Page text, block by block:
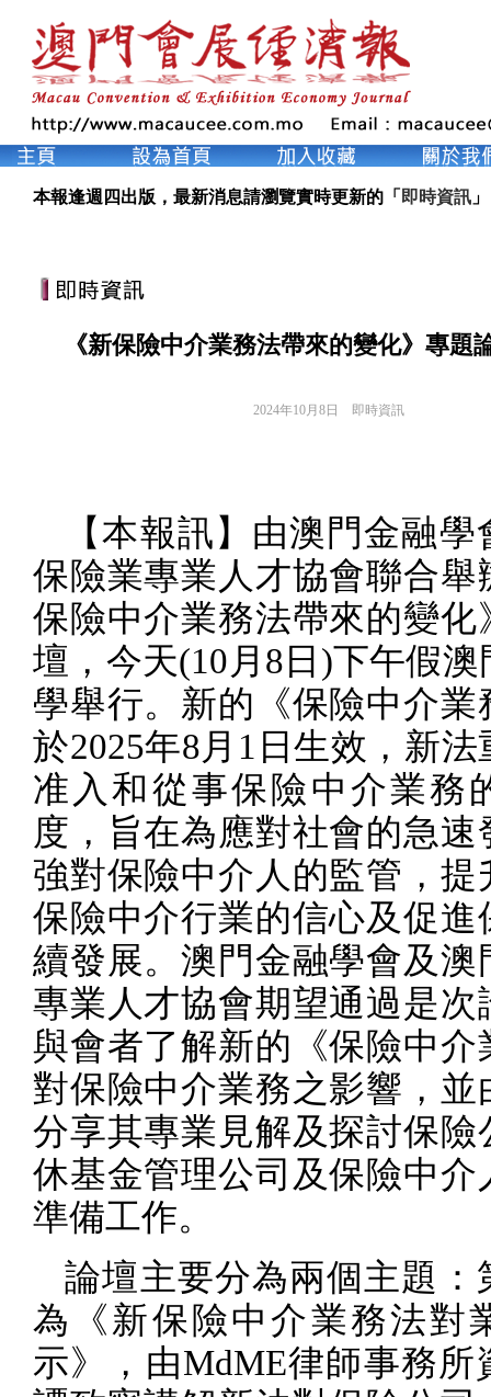
本報逢週四出版，最新消息請瀏覽實時更新的「 即時資訊 」
《新保險中介業務法帶來的變化》專題
2024年10月8日 即時資訊
【本報訊】由澳門金融
保險業專業人才協會聯合舉
保險中介業務法帶來的變化
壇，今天(10 月 8 日 )下午假澳
學舉行。新的《保險中介業
於2025年8月 1 日生效，新
准入和從事保險中介業務
度，旨在為應對社會的急速
強對保險中介人的監管，提
保險中介行業的信心及促進
續發展。澳門金融學會及澳
專業人才協會期望通過是次
與會者了解新的《保險中介
對保險中介業務之影響，並
分享其專業見解及探討保險
休基金管理公司及保險中介
準備工作。
論壇主要分為兩個主題：
為《新保險中介業務法對
示》，由MdME律師事務所